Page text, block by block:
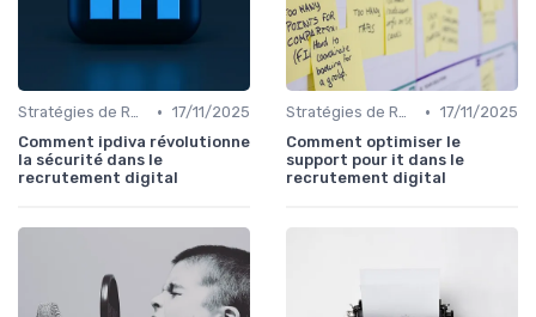
Stratégies de Recrutement Digital • 17/11/2025
Comment ipdiva révolutionne
la sécurité dans le
recrutement digital
Stratégies de Recrutement Digital • 17/11/2025
Comment optimiser le
support pour it dans le
recrutement digital